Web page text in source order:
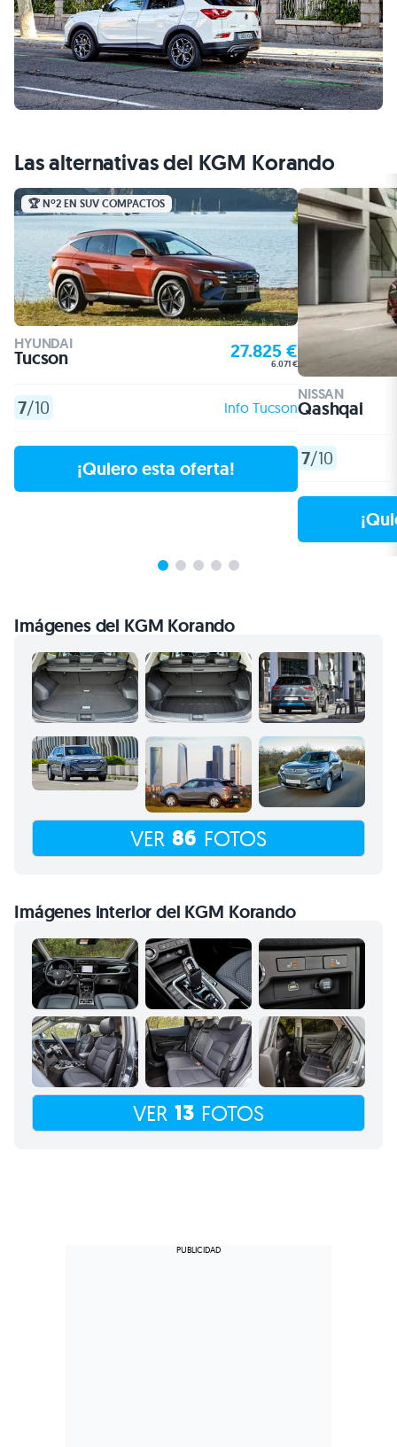
Las alternativas del KGM Korando
🏆 Nº2 EN SUV COMPACTOS
HYUNDAI
Tucson 27.825 €
6.071 €
7/10 Info Tucson
¡Quiero esta oferta!
NISSAN
7/10
VER 86 FOTOS
Imágenes interior del KGM Korando
VER 13 FOTOS